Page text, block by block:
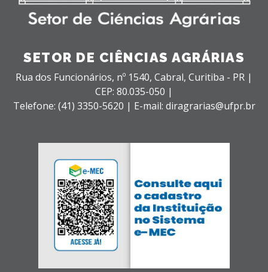
SETOR DE CIÊNCIAS AGRÁRIAS
Rua dos Funcionários, nº 1540, Cabral, Curitiba - PR |
CEP: 80.035-050 |
Telefone: (41) 3350-5620 | E-mail: diragrarias@ufpr.br